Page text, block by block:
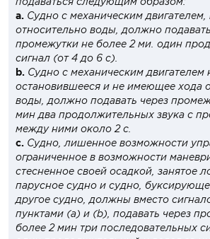
а. Судно с механическим
относительно воды, должно
промежутки не более 2 ми. один
сигнал (от 4 до 6 с).
b. Судно с механическим двигателем
остановившееся и не имеющее хода
воды, должно подавать через
мин два продолжительных звука с
между ними около 2 с.
c. Судно, лишенное возможности
ограниченное в возможности
стесненное своей осадкой, занятое
парусное судно и судно,
другое судно, должны вместо
пунктами (a) и (b), подавать через
более 2 мин три последовательных